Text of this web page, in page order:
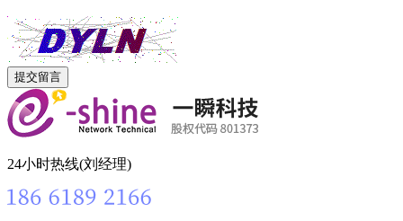
24小时热线(刘经理)